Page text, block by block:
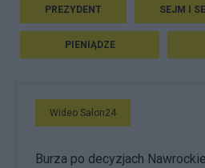
PREZYDENT SEJM I
PIENIĄDZE
Wideo Salon24
Burza po decyzjach